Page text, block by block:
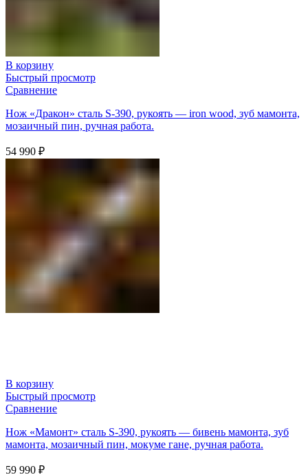
В корзину
Быстрый просмотр
Сравнение
Нож «Дракон» сталь S-390, рукоять — iron wood, зуб мамонта,
мозаичный пин, ручная работа.
54 990 ₽
В корзину
Быстрый просмотр
Сравнение
Нож «Мамонт» сталь S-390, рукоять — бивень мамонта, зуб
мамонта, мозаичный пин, мокуме гане, ручная работа.
59 990 ₽